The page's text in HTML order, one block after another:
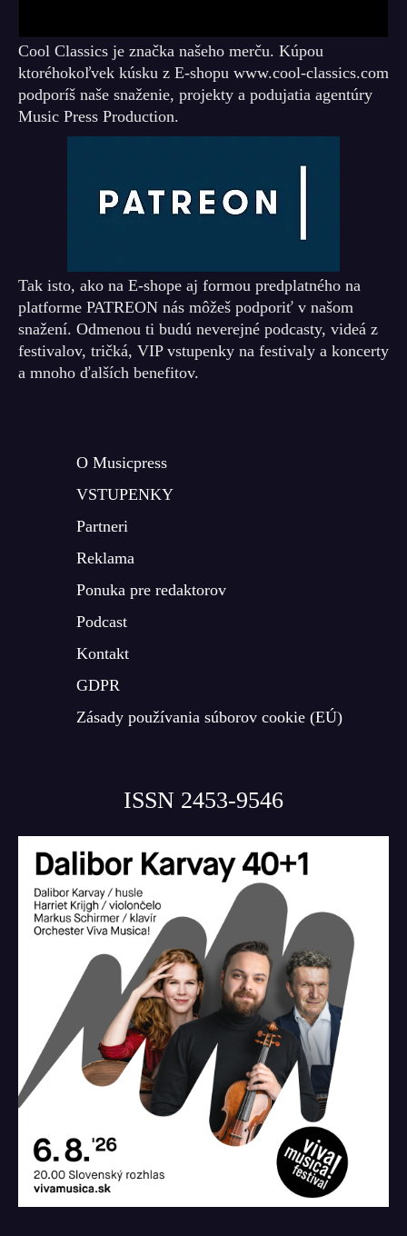
Cool Classics je značka našeho merču. Kúpou
ktoréhokoľvek kúsku z E-shopu www.cool-classics.com
podporíš naše snaženie, projekty a podujatia agentúry
Music Press Production.
Tak isto, ako na E-shope aj formou predplatného na
platforme PATREON nás môžeš podporiť v našom
snažení. Odmenou ti budú neverejné podcasty, videá z
festivalov, tričká, VIP vstupenky na festivaly a koncerty
a mnoho ďalších benefitov.
O Musicpress
VSTUPENKY
Partneri
Reklama
Ponuka pre redaktorov
Podcast
Kontakt
GDPR
Zásady používania súborov cookie (EÚ)
ISSN 2453-9546